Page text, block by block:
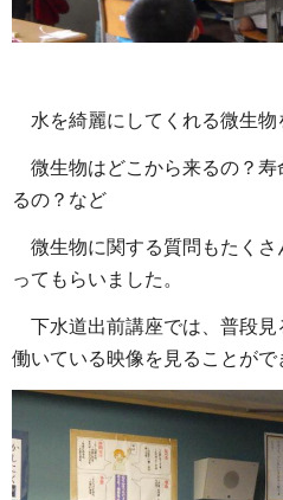
水を綺麗にしてくれる微生物
微生物はどこから来るの？寿
るの？など
微生物に関する質問もたくさ
ってもらいました。
下水道出前講座では、普段見
働いている映像を見ることがで